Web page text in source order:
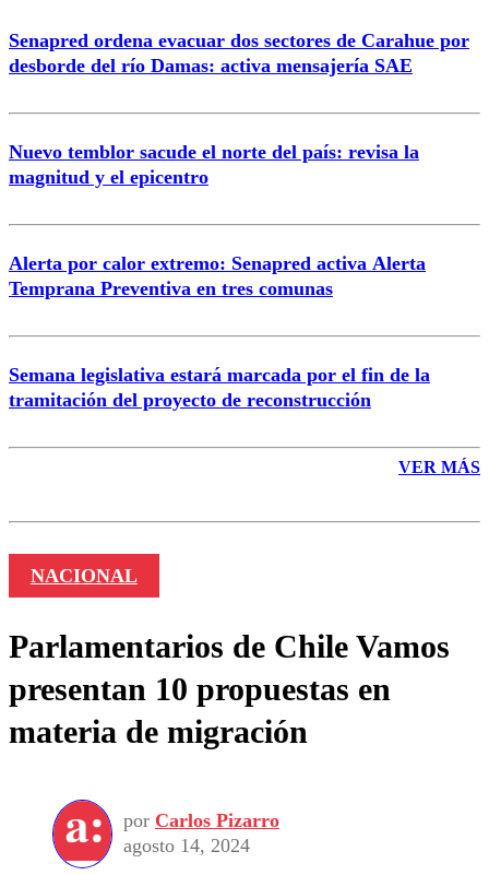
Correo
Senapred ordena evacuar dos sectores de Carahue por
desborde del río Damas: activa mensajería SAE
Nuevo temblor sacude el norte del país: revisa la
magnitud y el epicentro
Alerta por calor extremo: Senapred activa Alerta
Temprana Preventiva en tres comunas
Semana legislativa estará marcada por el fin de la
tramitación del proyecto de reconstrucción
VER MÁS
NACIONAL
Parlamentarios de Chile Vamos
presentan 10 propuestas en
materia de migración
por Carlos Pizarro
agosto 14, 2024